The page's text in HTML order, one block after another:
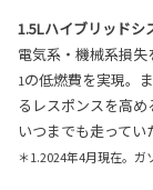
1.5Lハイブリッドシ
電気系・機械系損
1の低燃費を実現。
るレスポンスを高め
いつまでも走ってい
＊1.2024年4月現在。ガ